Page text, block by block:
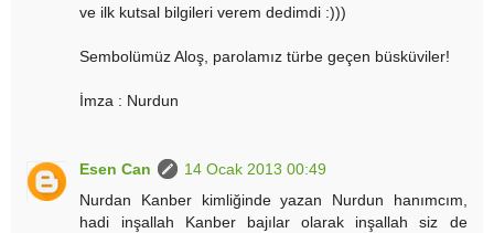
ve ilk kutsal bilgileri verem dedimdi :)))
Sembolümüz Aloş, parolamız türbe geçen büsküviler!
İmza : Nurdun
Esen Can
14 Ocak 2013 00:49
Nurdan Kanber kimliğinde yazan Nurdun hanımcım,
hadi inşallah Kanber bajılar olarak inşallah siz de